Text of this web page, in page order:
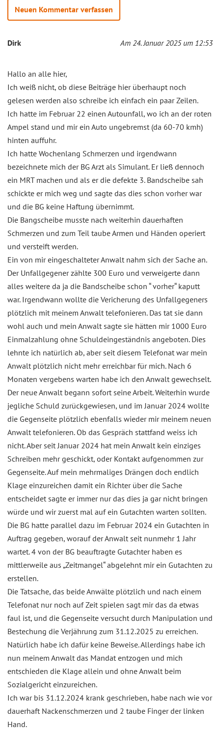
Neuen Kommentar verfassen
Dirk Am 24. Januar 2025 um 12:53
Hallo an alle hier,
Ich weiß nicht, ob diese Beiträge hier überhaupt noch
gelesen werden also schreibe ich einfach ein paar Zeilen.
Ich hatte im Februar 22 einen Autounfall, wo ich an der roten
Ampel stand und mir ein Auto ungebremst (da 60-70 kmh)
hinten auffuhr.
Ich hatte Wochenlang Schmerzen und irgendwann
bezeichnete mich der BG Arzt als Simulant. Er ließ dennoch
ein MRT machen und als er die defekte 3. Bandscheibe sah
schickte er mich weg und sagte das dies schon vorher war
und die BG keine Haftung übernimmt.
Die Bangscheibe musste nach weiterhin dauerhaften
Schmerzen und zum Teil taube Armen und Händen operiert
und versteift werden.
Ein von mir eingeschalteter Anwalt nahm sich der Sache an.
Der Unfallgegener zählte 300 Euro und verweigerte dann
alles weitere da ja die Bandscheibe schon “ vorher“ kaputt
war. Irgendwann wollte die Vericherung des Unfallgegeners
plötzlich mit meinem Anwalt telefonieren. Das tat sie dann
wohl auch und mein Anwalt sagte sie hätten mir 1000 Euro
Einmalzahlung ohne Schuldeingeständnis angeboten. Dies
lehnte ich natürlich ab, aber seit diesem Telefonat war mein
Anwalt plötzlich nicht mehr erreichbar für mich. Nach 6
Monaten vergebens warten habe ich den Anwalt gewechselt.
Der neue Anwalt begann sofort seine Arbeit. Weiterhin wurde
jegliche Schuld zurückgewiesen, und im Januar 2024 wollte
die Gegenseite plötzlich ebenfalls wieder mir meinem neuen
Anwalt telefonieren. Ob das Gespräch stattfand weiss ich
nicht. Aber seit Januar 2024 hat mein Anwalt kein einziges
Schreiben mehr geschickt, oder Kontakt aufgenommen zur
Gegenseite. Auf mein mehrmaliges Drängen doch endlich
Klage einzureichen damit ein Richter über die Sache
entscheidet sagte er immer nur das dies ja gar nicht bringen
würde und wir zuerst mal auf ein Gutachten warten sollten.
Die BG hatte parallel dazu im Februar 2024 ein Gutachten in
Auftrag gegeben, worauf der Anwalt seit nunmehr 1 Jahr
wartet. 4 von der BG beauftragte Gutachter haben es
mittlerweile aus „Zeitmangel“ abgelehnt mir ein Gutachten zu
erstellen.
Die Tatsache, das beide Anwälte plötzlich und nach einem
Telefonat nur noch auf Zeit spielen sagt mir das da etwas
faul ist, und die Gegenseite versucht durch Manipulation und
Bestechung die Verjährung zum 31.12.2025 zu erreichen.
Natürlich habe ich dafür keine Beweise. Allerdings habe ich
nun meinem Anwalt das Mandat entzogen und mich
entschieden die Klage allein und ohne Anwalt beim
Sozialgericht einzureichen.
Ich war bis 31.12.2024 krank geschrieben, habe nach wie vor
dauerhaft Nackenschmerzen und 2 taube Finger der linken
Hand.